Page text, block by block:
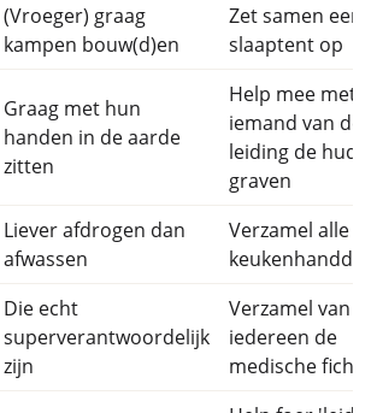
(Vroeger) graag
kampen bouw(d)en
Zet samen een
slaaptent op
Graag met hun
handen in de aarde
zitten
Help mee met
iemand van de
leiding de hudo
graven
Liever afdrogen dan
afwassen
Verzamel alle
Die echt
superverantwoordelijk
zijn
Verzamel van
iedereen de
medische fiches